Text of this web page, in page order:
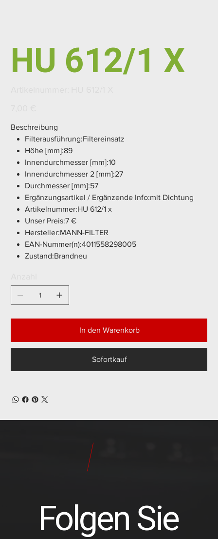
HU 612/1 X
Beschreibung
Filterausführung:Filtereinsatz
Höhe [mm]:89
Innendurchmesser [mm]:10
Innendurchmesser 2 [mm]:27
Durchmesser [mm]:57
Ergänzungsartikel / Ergänzende Info:mit Dichtung
Artikelnummer:HU 612/1 x
Unser Preis:7 €
Hersteller:MANN-FILTER
EAN-Nummer(n):4011558298005
Zustand:Brandneu
In den Warenkorb
Sofortkauf
Folgen Sie